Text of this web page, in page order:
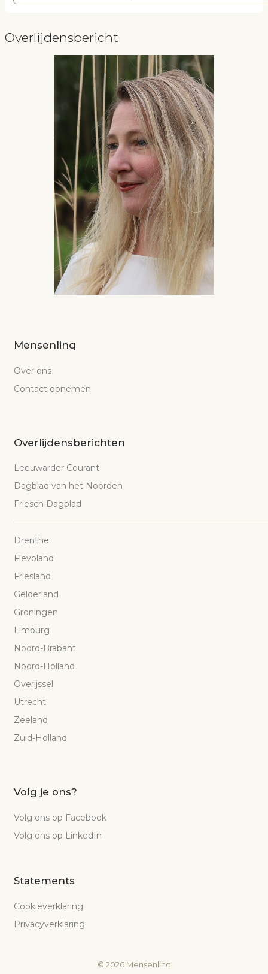
Overlijdensbericht
Mensenlinq
Over ons
Contact opnemen
Overlijdensberichten
Leeuwarder Courant
Dagblad van het Noorden
Friesch Dagblad
Drenthe
Flevoland
Friesland
Gelderland
Groningen
Limburg
Noord-Brabant
Noord-Holland
Overijssel
Utrecht
Zeeland
Zuid-Holland
Volg je ons?
Volg ons op Facebook
Volg ons op LinkedIn
Statements
Cookieverklaring
Privacyverklaring
© 2026Mensenlinq